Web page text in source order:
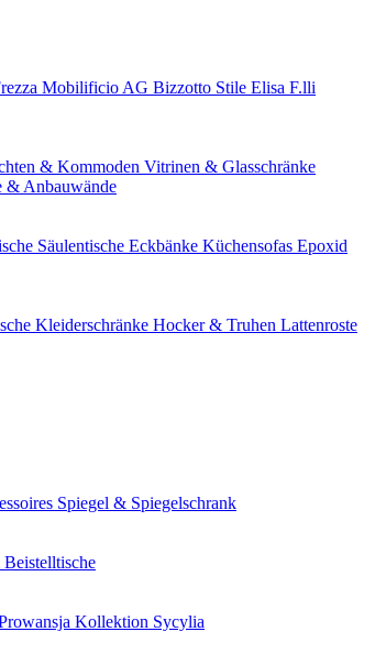
Mobilificio AG Bizzotto Stile Elisa F.lli
& Kommoden Vitrinen & Glasschränke
& Anbauwände
Säulentische Eckbänke Küchensofas Epoxid
Kleiderschränke Hocker & Truhen Lattenroste
Spiegel & Spiegelschrank
Kollektion Sycylia